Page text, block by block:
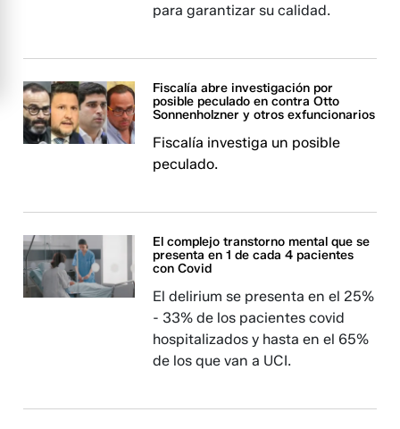
para garantizar su calidad.
Fiscalía abre investigación por
posible peculado en contra Otto
Sonnenholzner y otros exfuncionarios
Fiscalía investiga un posible
peculado.
El complejo transtorno mental que se
presenta en 1 de cada 4 pacientes
con Covid
El delirium se presenta en el 25%
- 33% de los pacientes covid
hospitalizados y hasta en el 65%
de los que van a UCI.